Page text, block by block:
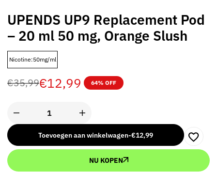
UPENDS UP9 Replacement Pod
– 20 ml 50 mg, Orange Slush
Nicotine:50mg/ml
€35,99€12,99 64% OFF
Toevoegen aan winkelwagen-€12,99
NU KOPEN